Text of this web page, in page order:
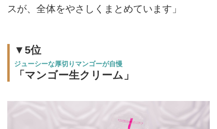
スが、全体をやさしくまとめています」
▼5位
ジューシーな厚切りマンゴーが自慢
「マンゴー生クリーム」